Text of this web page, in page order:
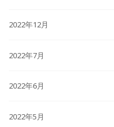
2022年12月
2022年7月
2022年6月
2022年5月